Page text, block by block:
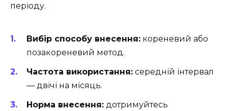
періоду.
Вибір способу внесення: кореневий або
позакореневий метод.
Частота використання: середній інтервал
— двічі на місяць.
Норма внесення: дотримуйтесь